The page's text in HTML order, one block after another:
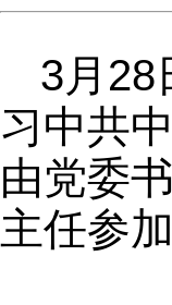
3月28
习中共
由党委
主任参